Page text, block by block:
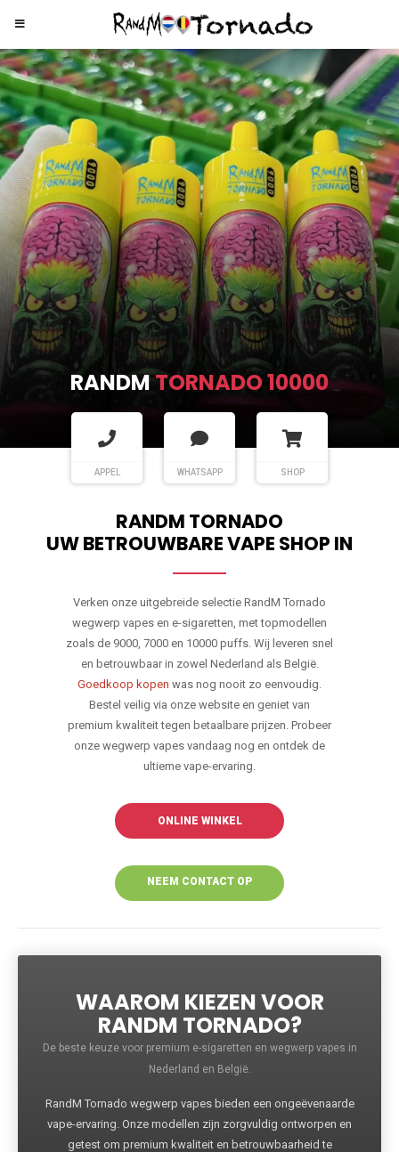
RANDMTORNADO 9000
APPEL WHATSAPP SHOP
RANDM TORNADO
UW BETROUWBARE VAPE SHOP IN
Verken onze uitgebreide selectie RandM Tornado
wegwerp vapes en e-sigaretten, met topmodellen
zoals de 9000, 7000 en 10000 puffs. Wij leveren snel
en betrouwbaar in zowel Nederland als België.
Goedkoop kopen was nog nooit zo eenvoudig.
Bestel veilig via onze website en geniet van
premium kwaliteit tegen betaalbare prijzen. Probeer
onze wegwerp vapes vandaag nog en ontdek de
ultieme vape-ervaring.
ONLINE WINKEL
NEEM CONTACT OP
WAAROM KIEZEN VOOR
RANDM TORNADO?
De beste keuze voor premium e-sigaretten en wegwerp vapes in
Nederland en België.
RandM Tornado wegwerp vapes bieden een ongeëvenaarde
vape-ervaring. Onze modellen zijn zorgvuldig ontworpen en
getest om premium kwaliteit en betrouwbaarheid te